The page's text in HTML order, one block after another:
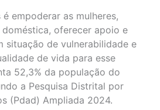
empoderar as mulheres,
oferecer apoio e
situação de vulnerabilidade e
de vida para esse
52,3% da população do
a Pesquisa Distrital por
(Pdad) Ampliada 2024.